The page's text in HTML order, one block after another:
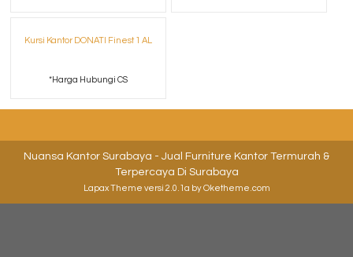
Kursi Kantor DONATI Finest 1 AL
*Harga Hubungi CS
Nuansa Kantor Surabaya - Jual Furniture Kantor Termurah &
Terpercaya Di Surabaya
Lapax Theme versi 2.0.1a by Oketheme.com